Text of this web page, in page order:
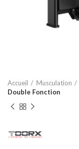
Accueil Musculation
Double Fonction